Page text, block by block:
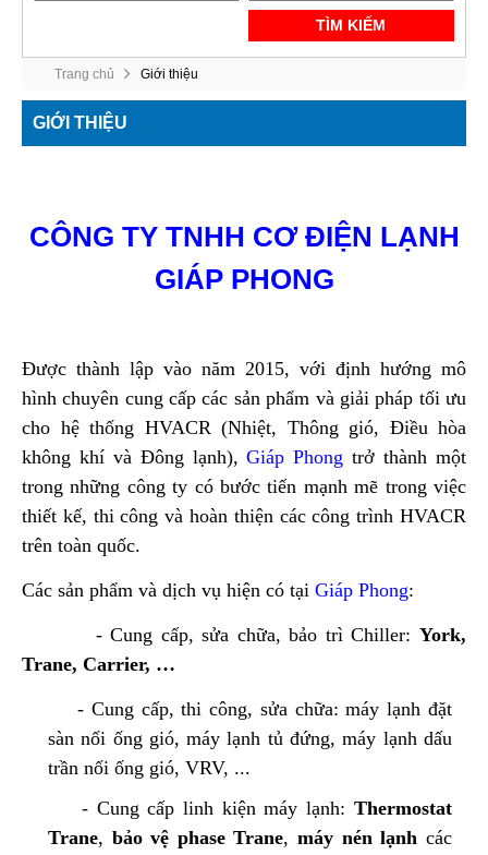
TÌM KIẾM
Trang chủ Giới thiệu
GIỚI THIỆU
CÔNG TY TNHH CƠ ĐIỆN LẠNH
GIÁP PHONG
Được thành lập vào năm 2015, với định hướng mô
hình chuyên cung cấp các sản phẩm và giải pháp tối ưu
cho hệ thống HVACR (Nhiệt, Thông gió, Điều hòa
không khí và Đông lạnh),Giáp Phong trở thành một
trong những công ty có bước tiến mạnh mẽ trong việc
thiết kế, thi công và hoàn thiện các công trình HVACR
trên toàn quốc.
Các sản phẩm và dịch vụ hiện có tại Giáp Phong:
- Cung cấp, sửa chữa, bảo trì Chiller: York,
Trane, Carrier, …
- Cung cấp, thi công, sửa chữa: máy lạnh đặt
sàn nối ống gió, máy lạnh tủ đứng, máy lạnh dấu
trần nối ống gió, VRV, ...
- Cung cấp linh kiện máy lạnh: Thermostat
Trane, bảo vệ phase Trane,máy nén lạnh các